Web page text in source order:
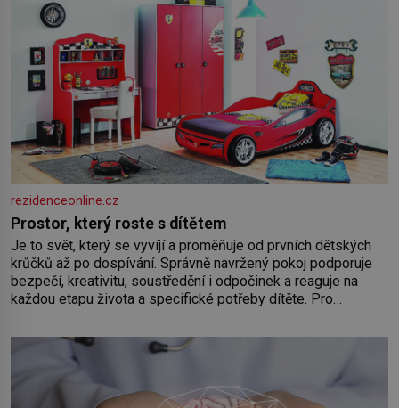
rezidenceonline.cz
Prostor, který roste s dítětem
Je to svět, který se vyvíjí a proměňuje od prvních dětských
krůčků až po dospívání. Správně navržený pokoj podporuje
bezpečí, kreativitu, soustředění i odpočinek a reaguje na
každou etapu života a specifické potřeby dítěte. Pro
by pokoj miminka měl působit především klidně a útulně.
Předškolní věk je